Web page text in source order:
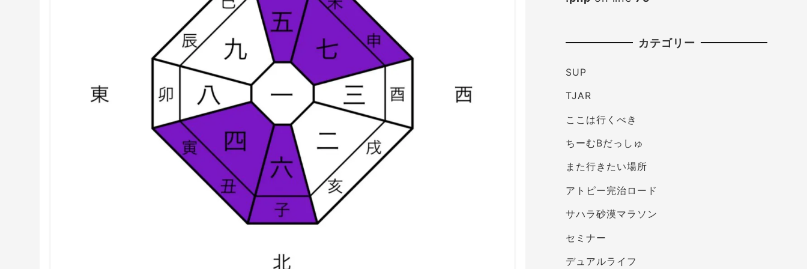
カテゴリー
SUP
TJAR
ここは行くべき
ちーむBだっしゅ
また行きたい場所
アトピー完治ロード
サハラ砂漠マラソン
セミナー
デュアルライフ